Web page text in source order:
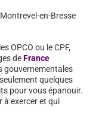
en-Bresse
OPCO ou le CPF,
deFrance
gouvernementales
quelques
pour vous épanouir.
à exercer et qui